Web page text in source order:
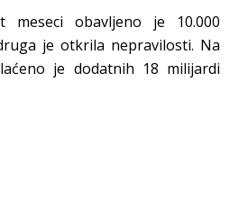
meseci obavljeno je 10.000
je otkrila nepravilosti. Na
je dodatnih 18 milijardi